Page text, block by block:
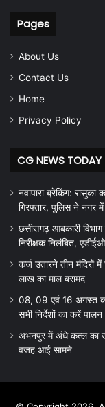
Pages
About Us
Contact Us
Home
Privacy Policy
CG NEWS TODAY
नवापारा ब्रेकिंग: रासुका
गिरफ्तार, पुलिस ने नगर
छत्तीसगढ़ आबकारी
निरीक्षक निलंबित, एडीईओ
कर्ज उतारने तीन मंदिरों
लाख का माल बरामद
08, 09 एवं 16 अगस्त को
सभी निर्देशों का करें पालन
अभनपुर में अंधे कत्ल का
वजह आई सामने